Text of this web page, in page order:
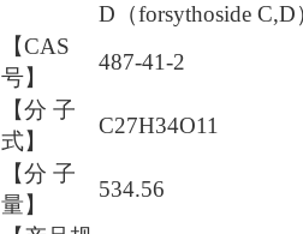
D（forsythoside C,D
【CAS
号】
487-41-2
【分 子
式】
C27H34O11
【分 子
量】
534.56